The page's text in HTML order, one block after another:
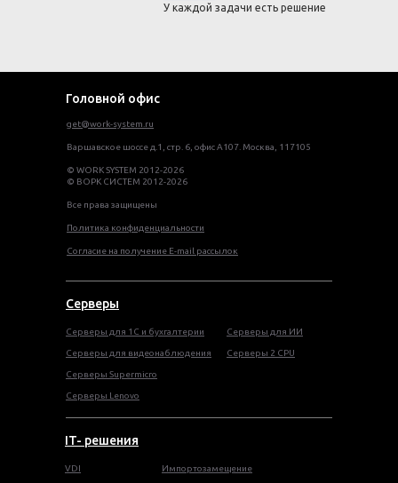
У каждой задачи есть решение
get@work-system.ru
Варшавское шоссе д.1, стр. 6, офис А107. Москва, 117105
© WORK SYSTEM 2012-2026
© ВОРК СИСТЕМ 2012-2026
Все права защищены
Политика конфиденциальности
Согласие на получение E-mail рассылок
Головной офис
Серверы
Серверы для 1С и бухгалтерии
Серверы для видеонаблюдения
Серверы Supermicro
Серверы Lenovo
Серверы для ИИ
Серверы 2 CPU
VDI Импортозамещение
IT- решения